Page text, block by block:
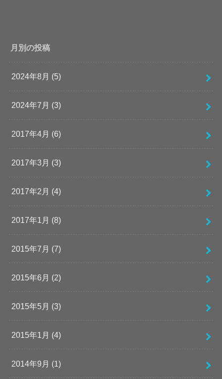
月別の投稿
2024年8月 (5)
2024年7月 (3)
2017年4月 (6)
2017年3月 (3)
2017年2月 (4)
2017年1月 (8)
2015年7月 (7)
2015年6月 (2)
2015年5月 (3)
2015年1月 (4)
2014年9月 (1)